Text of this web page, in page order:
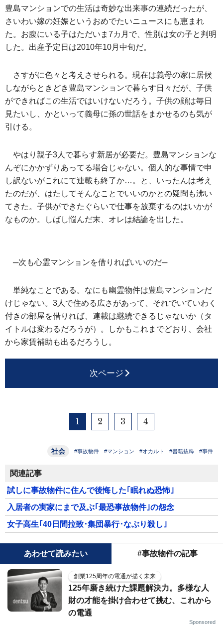
豊島マンションでの生活は奇妙な出来事の連続だったが、
さいわい嫁の妊娠というおめでたいニュースにも恵まれ
た。お腹にいる子はただいま7カ月で、性別は女の子と判明
した。出産予定日は2010年10月中旬だ。
さすがに色々と考えさせられる。現在は義母の家に居候
しながらときどき豊島マンションで暮らす日々だが、子供
ができればこの生活ではいけないだろう。子供の顔は毎日
見たいし、かといって義母に孫の世話をまかせるのも気が
引ける。
やはり親子3人で暮らす新居が必要だ。豊島マンションな
んぞにかかずりあってる場合じゃない。個人的な事情で申
し訳ないがこれにて連載も終了か…。と、いったんは考え
たのだが、はたしてそんなことでいいのかとの疑問も沸い
てきた。子供ができたぐらいで仕事を放棄するのはいかが
なものか。しばし悩んだ末、オレは結論を出した。
─次も心霊マンションを借りればいいのだ─
単純なことである。なにも幽霊物件は豊島マンションだ
けじゃない。3人で住める広さがあって、それでいていわく
付きの部屋を借りれば、連載は継続できるじゃないか（タ
イトルは変わるだろうが）。しかもこれまでどおり、会社
から家賃補助も出るだろうし。
次ページ
1 2 3 4
社会 #事故物件 #マンション #オカルト #書籍抜粋 #事件
関連記事
試しに事故物件に住んで後悔した｢眠れぬ恐怖｣
入居者の実家にまで及ぶ｢最恐事故物件｣の怨念
女子高生｢40日間拉致･集団暴行･なぶり殺し｣
あわせて読みたい #事故物件の記事
創業125周年の電通が描く未来
125年磨き続けた課題解決力。多様な人
財の才能を掛け合わせて挑む、これから
の電通
Sponsored